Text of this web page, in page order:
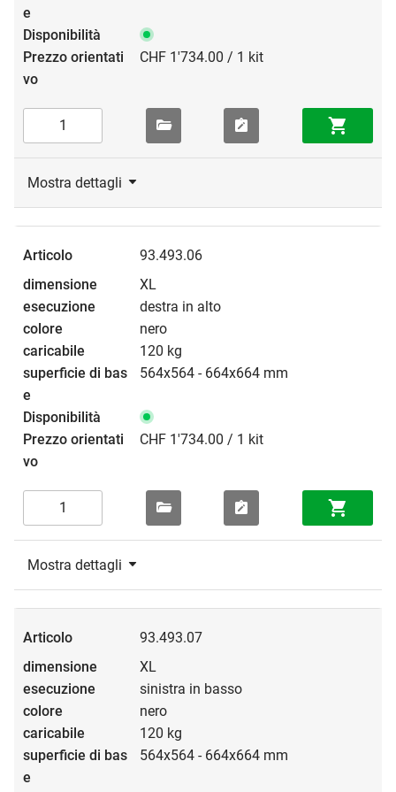
CHF 1'734.00 / 1 kit
Mostra dettagli
93.493.06
XL
destra in alto
nero
120 kg
564x564 - 664x664 mm
CHF 1'734.00 / 1 kit
Mostra dettagli
93.493.07
XL
sinistra in basso
nero
120 kg
564x564 - 664x664 mm